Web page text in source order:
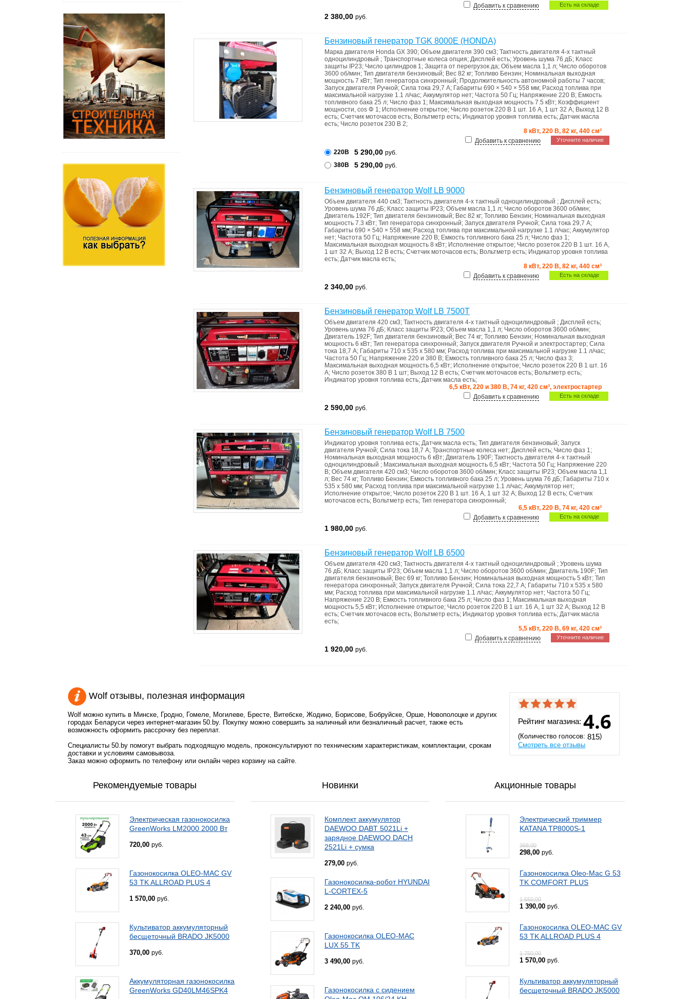
Есть на складе
Добавить к сравнению
2 380,00 руб.
Бензиновый генератор TGK 8000E (HONDA)
Марка двигателя Honda GX 390; Объем двигателя 390 см3; Тактность двигателя 4-х тактный
одноцилиндровый ; Транспортные колеса опция; Дисплей есть; Уровень шума 76 дБ; Класс
защиты
IP23; Число цилиндров 1; Защита от перегрузок да; Объем масла 1,1 л; Число оборотов
3600 об/мин; Тип двигателя бензиновый; Вес 82 кг; Топливо Бензин; Номинальная выходная
мощность 7 кВт; Тип генератора синхронный; Продолжительность автономной работы 7 часов;
Запуск двигателя Ручной; Сила тока 29,7 А; Габариты 690 × 540 × 558 мм; Расход топлива при
максимальной нагрузке 1.1 л/час; Аккумулятор нет; Частота 50 Гц; Напряжение 220 В; Емкость
топливного бака 25 л; Число фаз 1; Максимальная выходная мощность 7.5 кВт; Коэффициент
мощности, cos Φ 1; Исполнение открытое; Число розеток 220 В 1 шт. 16 А, 1 шт 32 А; Выход 12 В
есть; Счетчик моточасов есть; Вольтметр есть; Индикатор уровня топлива есть; Датчик масла
есть; Число розеток 230 В 2;
8 кВт, 220 В, 82 кг, 440 см³
Уточните наличие
Добавить к сравнению
220В
5 290,00 руб.
380В
5 290,00 руб.
Бензиновый генератор Wolf LB 9000
Объем двигателя 440 см3; Тактность двигателя 4-х тактный одноцилиндровый ; Дисплей есть;
Уровень шума 76 дБ; Класс защиты IP23; Объем масла 1,1 л; Число оборотов 3600 об/мин;
Двигатель 192F; Тип двигателя бензиновый; Вес 82 кг; Топливо Бензин; Номинальная выходная
мощность 7.3 кВт; Тип генератора синхронный; Запуск двигателя Ручной; Сила тока 29,7 А;
Габариты 690 × 540 × 558 мм; Расход топлива при максимальной нагрузке 1.1 л/час; Аккумулятор
нет; Частота 50 Гц; Напряжение 220 В; Емкость топливного бака 25 л; Число фаз 1;
Максимальная выходная мощность 8 кВт; Исполнение открытое; Число розеток 220 В 1 шт. 16 А,
1 шт 32 А; Выход 12 В есть; Счетчик моточасов есть; Вольтметр есть; Индикатор уровня топлива
есть; Датчик масла есть;
8 кВт, 220 В, 82 кг, 440 см³
Есть на складе
Добавить к сравнению
2 340,00 руб.
Бензиновый генератор Wolf LB 7500T
Объем двигателя 420 см3; Тактность двигателя 4-х тактный одноцилиндровый ; Дисплей есть;
Уровень шума 76 дБ; Класс защиты IP23; Объем масла 1,1 л; Число оборотов 3600 об/мин;
Двигатель 192F; Тип двигателя бензиновый; Вес 74 кг; Топливо Бензин; Номинальная выходная
мощность 6 кВт; Тип генератора синхронный; Запуск двигателя Ручной и электростартер; Сила
тока 18,7 А; Габариты 710 x 535 x 580 мм; Расход топлива при максимальной нагрузке 1.1 л/час;
Частота 50 Гц; Напряжение 220 и 380 В; Емкость топливного бака 25 л; Число фаз 3;
Максимальная выходная мощность 6,5 кВт; Исполнение открытое; Число розеток 220 В 1 шт. 16
А; Число розеток 380 В 1 шт; Выход 12 В есть; Счетчик моточасов есть; Вольтметр есть;
Индикатор уровня топлива есть; Датчик масла есть;
6,5 кВт, 220 и 380 В, 74 кг, 420 см³, электростартер
Есть на складе
Добавить к сравнению
2 590,00 руб.
Бензиновый генератор Wolf LB 7500
Индикатор уровня топлива есть; Датчик масла есть; Тип двигателя бензиновый; Запуск
двигателя Ручной; Сила тока 18,7 А; Транспортные колеса нет; Дисплей есть; Число фаз 1;
Номинальная выходная мощность 6 кВт; Двигатель 190F; Тактность двигателя 4-х тактный
одноцилиндровый ; Максимальная выходная мощность 6,5 кВт; Частота 50 Гц; Напряжение 220
В; Объем двигателя 420 см3; Число оборотов 3600 об/мин; Класс защиты IP23; Объем масла 1,1
л; Вес 74 кг; Топливо Бензин; Емкость топливного бака 25 л; Уровень шума 76 дБ; Габариты 710 x
535 x 580 мм; Расход топлива при максимальной нагрузке 1.1 л/час; Аккумулятор нет;
Исполнение открытое; Число розеток 220 В 1 шт. 16 А, 1 шт 32 А; Выход 12 В есть; Счетчик
моточасов есть; Вольтметр есть; Тип генератора синхронный;
6,5 кВт, 220 В, 74 кг, 420 см³
Есть на складе
Добавить к сравнению
1 980,00 руб.
Бензиновый генератор Wolf LB 6500
Объем двигателя 420 см3; Тактность двигателя 4-х тактный одноцилиндровый ; Уровень шума
76 дБ; Класс защиты IP23; Объем масла 1,1 л; Число оборотов 3600 об/мин; Двигатель 190F; Тип
двигателя бензиновый; Вес 69 кг; Топливо Бензин; Номинальная выходная мощность 5 кВт; Тип
генератора синхронный; Запуск двигателя Ручной; Сила тока 22,7 А; Габариты 710 x 535 x 580
мм; Расход топлива при максимальной нагрузке 1.1 л/час; Аккумулятор нет; Частота 50 Гц;
Напряжение 220 В; Емкость топливного бака 25 л; Число фаз 1; Максимальная выходная
мощность 5,5 кВт; Исполнение открытое; Число розеток 220 В 1 шт. 16 А, 1 шт 32 А; Выход 12 В
есть; Счетчик моточасов есть; Вольтметр есть; Индикатор уровня топлива есть; Датчик масла
есть;
5,5 кВт, 220 В, 69 кг, 420 см³
Уточните наличие
Добавить к сравнению
1 920,00 руб.
Wolf отзывы, полезная информация
Wolf можно купить в Минске, Гродно, Гомеле, Могилеве, Бресте, Витебске, Жодино, Борисове, Бобруйске, Орше, Новополоцке и других
городах Беларуси через интернет-магазин 50.by. Покупку можно совершить за наличный или безналичный расчет, также есть
возможность оформить рассрочку без переплат.
Специалисты 50.by помогут выбрать подходящую модель, проконсультируют по техническим характеристикам, комплектации, срокам
доставки и условиям самовывоза.
Заказ можно оформить по телефону или онлайн через корзину на сайте.
Рейтинг магазина: 4.6
(Количество голосов: 815)
Смотреть все отзывы
Рекомендуемые товары
Электрическая газонокосилка
GreenWorks LM2000 2000 Вт
720,00 руб.
Газонокосилка OLEO-MAC GV
53 TK ALLROAD PLUS 4
1 570,00 руб.
Культиватор аккумуляторный
бесщеточный BRADO JK5000
370,00 руб.
Аккумуляторная газонокосилка
GreenWorks GD40LM46SPK4
Новинки
Комплект аккумулятор
DAEWOO DABT 5021Li +
зарядное DAEWOO DACH
2521Li + сумка
279,00 руб.
Газонокосилка-робот HYUNDAI
L-CORTEX-5
2 240,00 руб.
Газонокосилка OLEO-MAC
LUX 55 TK
3 490,00 руб.
Газонокосилка с сидением
Акционные товары
Электрический триммер
KATANA TP8000S-1
368,00
298,00 руб.
Газонокосилка Oleo-Mac G 53
TK COMFORT PLUS
1 550,00
1 390,00 руб.
Газонокосилка OLEO-MAC GV
53 TK ALLROAD PLUS 4
1 750,00
1 570,00 руб.
Культиватор аккумуляторный
бесщеточный BRADO JK5000